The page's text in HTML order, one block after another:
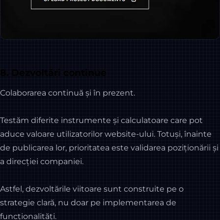
8. Dezvoltări continue
Colaborarea continuă și în prezent.
Testăm diferite instrumente și calculatoare care pot
aduce valoare utilizatorilor website-ului. Totuși, înainte
de publicarea lor, prioritatea este validarea poziționării și
a direcției companiei.
Astfel, dezvoltările viitoare sunt construite pe o
strategie clară, nu doar pe implementarea de
funcționalități.